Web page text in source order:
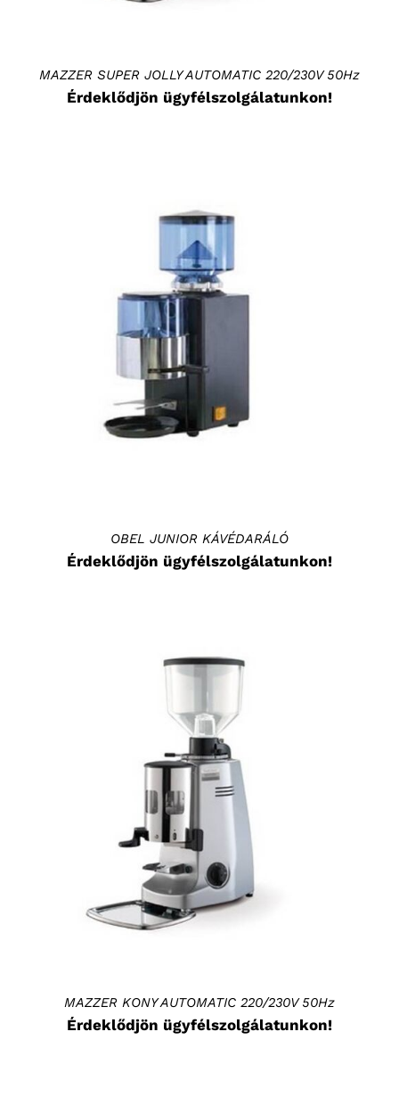
MAZZER SUPER JOLLY AUTOMATIC 220/230V 50Hz
Érdeklődjön ügyfélszolgálatunkon!
RÉSZLETEK
OBEL JUNIOR KÁVÉDARÁLÓ
Érdeklődjön ügyfélszolgálatunkon!
RÉSZLETEK
MAZZER KONY AUTOMATIC 220/230V 50Hz
Érdeklődjön ügyfélszolgálatunkon!